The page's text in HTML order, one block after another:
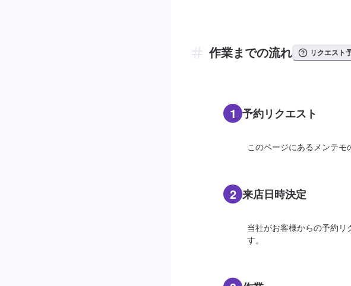
作業までの流れ リクエスト
1 予約リクエスト
このページにあるメンテ
2 来店日時決定
当社がお客様からの予約
す。